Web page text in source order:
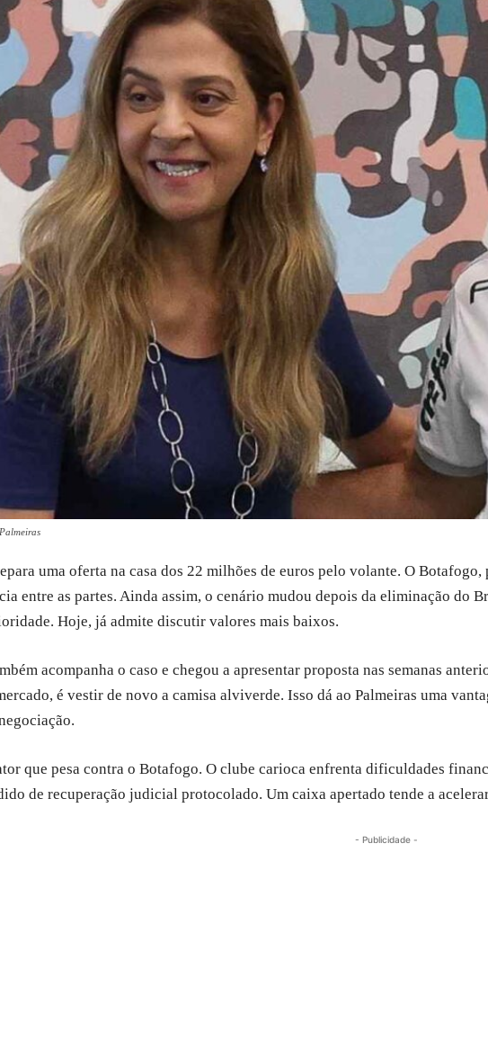
uma oferta na casa dos 22 milhões de euros pelo volante. O
entre as partes. Ainda assim, o cenário mudou depois da eliminação do
Hoje, já admite discutir valores mais baixos.
acompanha o caso e chegou a apresentar proposta nas semanas
é vestir de novo a camisa alviverde. Isso dá ao Palmeiras uma
que pesa contra o Botafogo. O clube carioca enfrenta dificuldades
de recuperação judicial protocolado. Um caixa apertado tende a
- Publicidade -